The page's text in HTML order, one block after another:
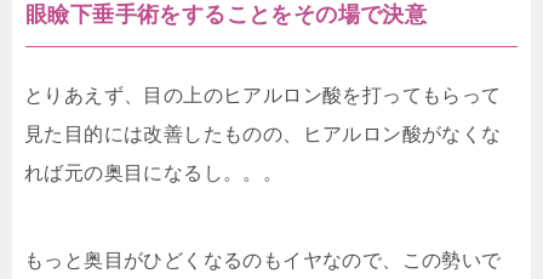
眼瞼下垂手術をすることをその場で決意
とりあえず、目の上のヒアルロン酸を打ってもらって
見た目的には改善したものの、ヒアルロン酸がなくな
れば元の奥目になるし。。。
もっと奥目がひどくなるのもイヤなので、この勢いで